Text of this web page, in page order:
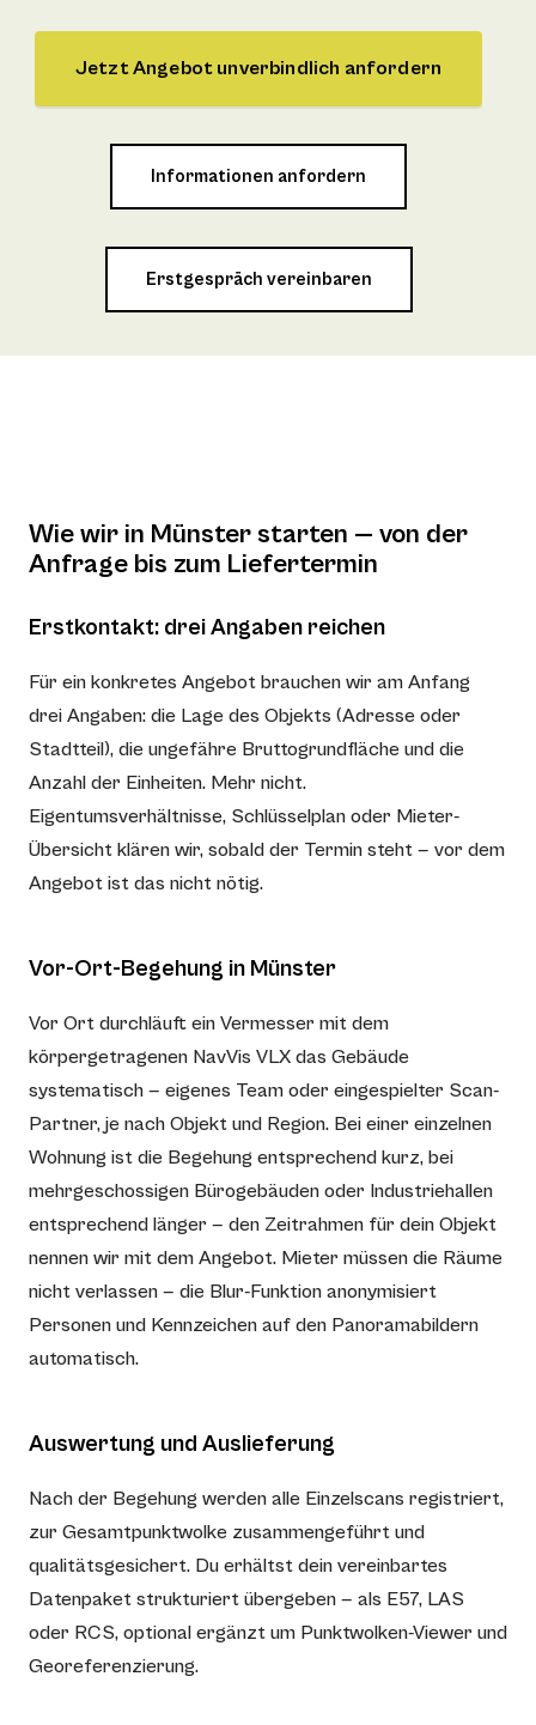
Jetzt Angebot unverbindlich anfordern
Informationen anfordern
Erstgespräch vereinbaren
Wie wir in Münster starten — von der
Anfrage bis zum Liefertermin
Erstkontakt: drei Angaben reichen
Für ein konkretes Angebot brauchen wir am Anfang
drei Angaben: die Lage des Objekts (Adresse oder
Stadtteil), die ungefähre Bruttogrundfläche und die
Anzahl der Einheiten. Mehr nicht.
Eigentumsverhältnisse, Schlüsselplan oder Mieter-
Übersicht klären wir, sobald der Termin steht — vor dem
Angebot ist das nicht nötig.
Vor-Ort-Begehung in Münster
Vor Ort durchläuft ein Vermesser mit dem
körpergetragenen NavVis VLX das Gebäude
systematisch — eigenes Team oder eingespielter Scan-
Partner, je nach Objekt und Region. Bei einer einzelnen
Wohnung ist die Begehung entsprechend kurz, bei
mehrgeschossigen Bürogebäuden oder Industriehallen
entsprechend länger — den Zeitrahmen für dein Objekt
nennen wir mit dem Angebot. Mieter müssen die Räume
nicht verlassen — die Blur-Funktion anonymisiert
Personen und Kennzeichen auf den Panoramabildern
automatisch.
Auswertung und Auslieferung
Nach der Begehung werden alle Einzelscans registriert,
zur Gesamtpunktwolke zusammengeführt und
qualitätsgesichert. Du erhältst dein vereinbartes
Datenpaket strukturiert übergeben — als E57, LAS
oder RCS, optional ergänzt um Punktwolken-Viewer und
Georeferenzierung.